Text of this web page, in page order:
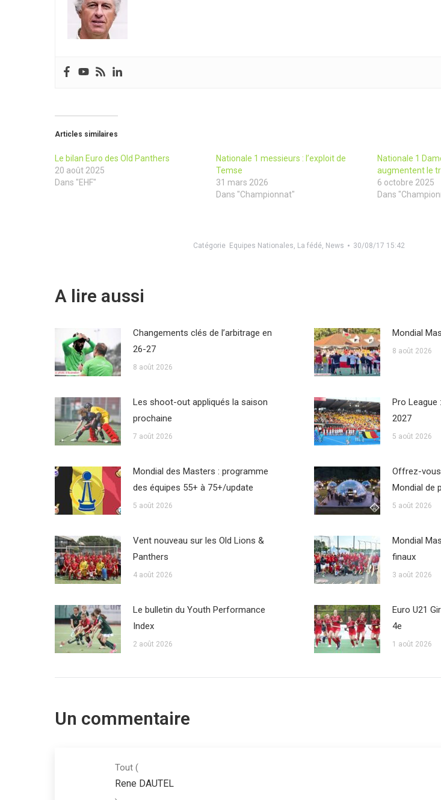
Articles similaires
Le bilan Euro des Old Panthers
20 août 2025
Dans "EHF"
Nationale 1 messieurs : l’exploit de
Temse
31 mars 2026
Dans "Championnat"
Nationale 1
augmentent le
6 octobre 2025
Dans
Catégorie Equipes Nationales, La fédé, News 30/08/17 15:42
A lire aussi
Changements clés de l’arbitrage en
26-27
8 août 2026
Mondial
8 août 2026
Les shoot-out appliqués la saison
prochaine
7 août 2026
Pro League
2027
5 août 2026
Mondial des Masters : programme
des équipes 55+ à 75+/update
5 août 2026
Offrez-
Mondial de
5 août 2026
Vent nouveau sur les Old Lions &
Panthers
4 août 2026
Mondial
finaux
3 août 2026
Le bulletin du Youth Performance
Index
2 août 2026
Euro U21
4e
1 août 2026
Un commentaire
Tout (
Rene DAUTEL